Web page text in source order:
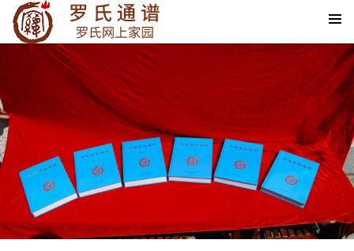
SKIP TO CONTENT